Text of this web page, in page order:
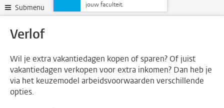
jouw faculteit.
Submenu
Verlof
Wil je extra vakantiedagen kopen of sparen? Of juist
vakantiedagen verkopen voor extra inkomen? Dan heb je
via het keuzemodel arbeidsvoorwaarden verschillende
opties.